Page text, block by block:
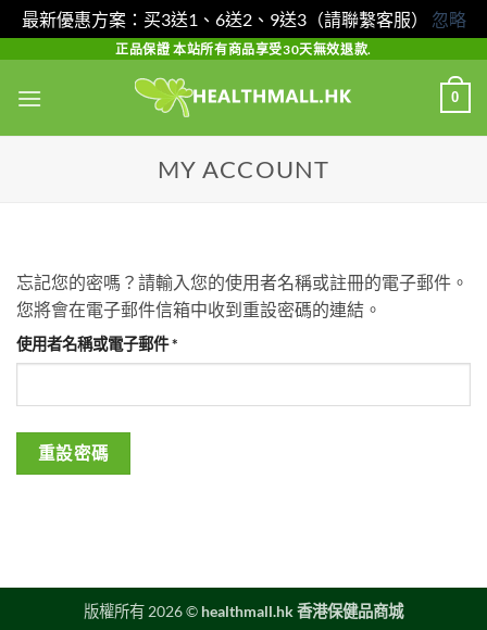
最新優惠方案：买3送1、6送2、9送3（請聯繫客服） 忽略
content
正品保證 本站所有商品享受30天無效退款.
0
MY ACCOUNT
忘記您的密嗎？請輸入您的使用者名稱或註冊的電子郵件。
您將會在電子郵件信箱中收到重設密碼的連結。
使用者名稱或電子郵件*
填
重設密碼
版權所有 2026 © healthmall.hk 香港保健品商城